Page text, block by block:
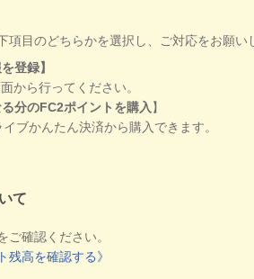
項目のどちらかを選択し、ご対応をお願い
登録】
ら行ってください。
る分のFC2ポイントを購入 】
ブかんたん決済から購入できます。
て
ご確認ください。
残高を確認する》